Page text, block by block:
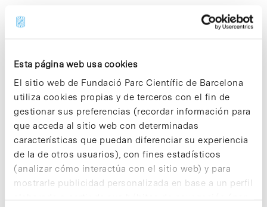
Esta página web usa cookies
El sitio web de Fundació Parc Científic de Barcelona
utiliza cookies propias y de terceros con el fin de
gestionar sus preferencias (recordar información para
que acceda al sitio web con determinadas
características que puedan diferenciar su experiencia
de la de otros usuarios), con fines estadísticos
(analizar cómo interactúa con el sitio web) y para
mostrarle publicidad personalizada en base a un perfil
elaborado a partir de sus hábitos de navegación (por
Read More
InSin categorizar
El consorcio EuroPain, en el que
participa Neuroscience
Technologies, se reúne en el Parc
Científic Barcelona